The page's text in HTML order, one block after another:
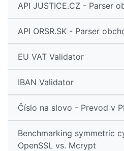
API JUSTICE.CZ - Parser
API ORSR.SK - Parser
EU VAT Validator
IBAN Validator
Číslo na slovo - Prevod v
Benchmarking symmetric
OpenSSL vs. Mcrypt